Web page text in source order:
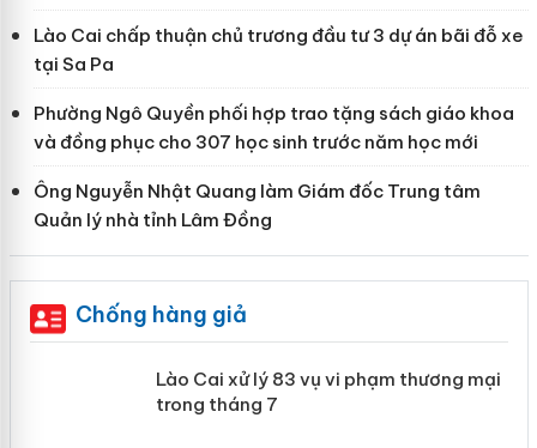
Lào Cai chấp thuận chủ trương đầu tư 3 dự án bãi đỗ xe
tại Sa Pa
Phường Ngô Quyền phối hợp trao tặng sách giáo khoa
và đồng phục cho 307 học sinh trước năm học mới
Ông Nguyễn Nhật Quang làm Giám đốc Trung tâm
Quản lý nhà tỉnh Lâm Đồng
Chống hàng giả
Lào Cai xử lý 83 vụ vi phạm thương
mại trong tháng 7